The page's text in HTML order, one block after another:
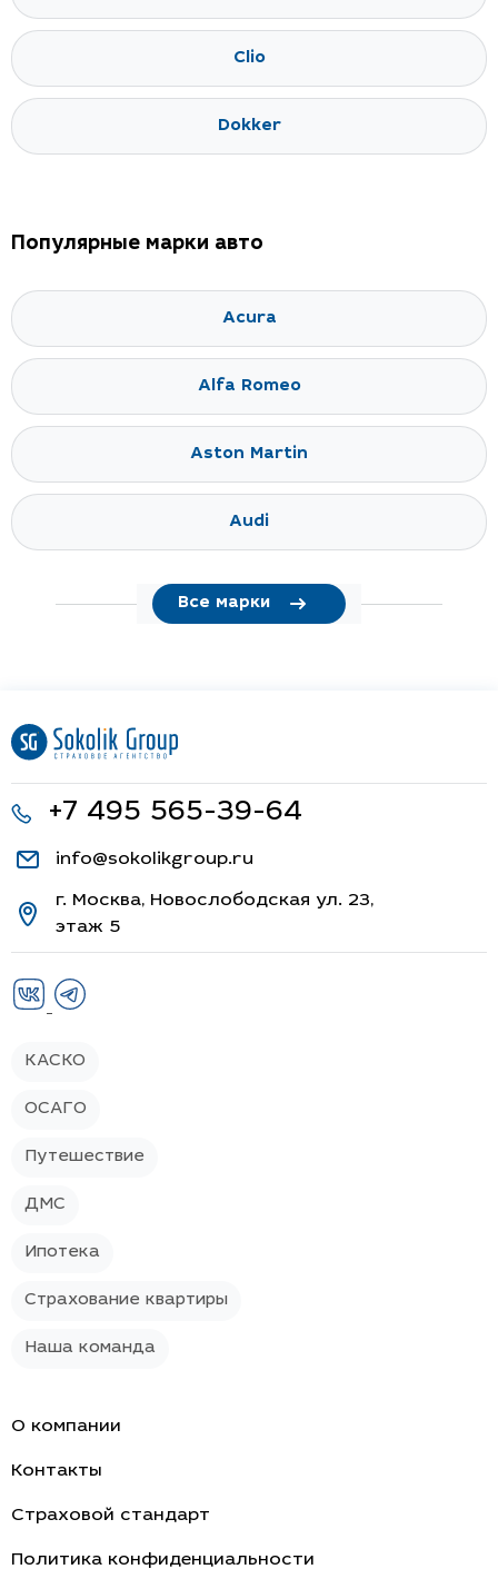
Clio
Dokker
Популярные марки авто
Acura
Alfa Romeo
Aston Martin
Audi
Все марки
+7 495 565-39-64
info@sokolikgroup.ru
г. Москва, Новослободская ул. 23,
этаж 5
КАСКО
ОСАГО
Путешествие
ДМС
Ипотека
Страхование квартиры
Наша команда
О компании
Контакты
Страховой стандарт
Политика конфиденциальности